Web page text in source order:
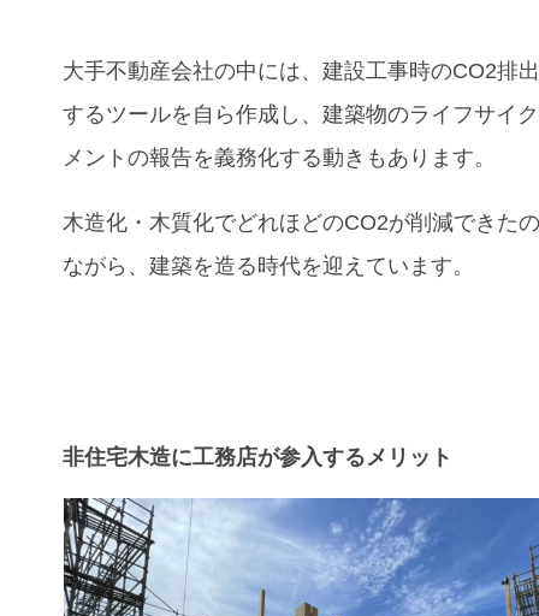
大手不動産会社の中には、建設工事時のCO2排
するツールを自ら作成し、建築物のライフサイ
メントの報告を義務化する動きもあります。
木造化・木質化でどれほどのCO2が削減できた
ながら、建築を造る時代を迎えています。
非住宅木造に工務店が参入するメリット